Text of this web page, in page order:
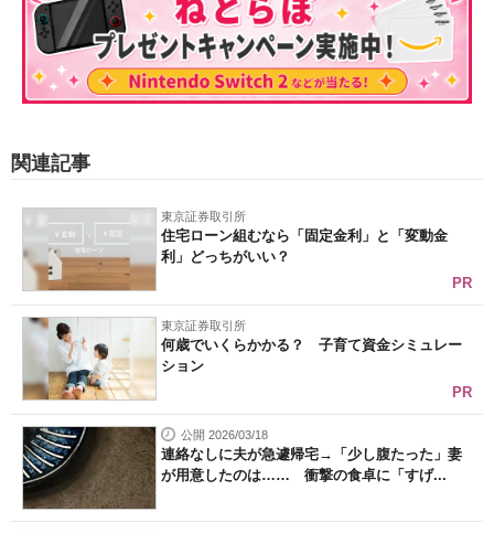
関連記事
東京証券取引所
住宅ローン組むなら「固定金利」と「変動金
利」どっちがいい？
PR
東京証券取引所
何歳でいくらかかる？ 子育て資金シミュレー
ション
PR
公開 2026/03/18
連絡なしに夫が急遽帰宅→「少し腹たった」妻
が用意したのは…… 衝撃の食卓に「すげ...